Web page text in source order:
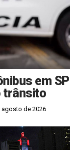
em SP
trânsito
agosto de 2026